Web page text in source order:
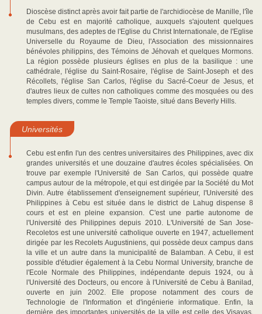
Dioscèse distinct après avoir fait partie de l'archidiocèse de Manille, l'île
de Cebu est en majorité catholique, auxquels s'ajoutent quelques
musulmans, des adeptes de l'Eglise du Christ Internationale, de l'Eglise
Universelle du Royaume de Dieu, l'Association des missionnaires
bénévoles philippins, des Témoins de Jéhovah et quelques Mormons.
La région possède plusieurs églises en plus de la basilique : une
cathédrale, l'église du Saint-Rosaire, l'église de Saint-Joseph et des
Récollets, l'église San Carlos, l'église du Sacré-Coeur de Jesus, et
d'autres lieux de cultes non catholiques comme des mosquées ou des
temples divers, comme le Temple Taoiste, situé dans Beverly Hills.
Universités
Cebu est enfin l'un des centres universitaires des Philippines, avec dix
grandes universités et une douzaine d'autres écoles spécialisées. On
trouve par exemple l'Université de San Carlos, qui possède quatre
campus autour de la métropole, et qui est dirigée par la Société du Mot
Divin. Autre établissement d'enseignement supérieur, l'Université des
Philippines à Cebu est située dans le district de Lahug dispense 8
cours et est en pleine expansion. C'est une partie autonome de
l'Université des Philippines depuis 2010. L'Université de San Jose-
Recoletos est une université catholique ouverte en 1947, actuellement
dirigée par les Recolets Augustiniens, qui possède deux campus dans
la ville et un autre dans la municipalité de Balamban. A Cebu, il est
possible d'étudier également à la Cebu Normal University, branche de
l'Ecole Normale des Philippines, indépendante depuis 1924, ou à
l'Université des Docteurs, ou encore à l'Université de Cebu à Banilad,
ouverte en juin 2002. Elle propose notamment des cours de
Technologie de l'Information et d'ingénierie informatique. Enfin, la
dernière des importantes universités de la ville est celle des Visayas,